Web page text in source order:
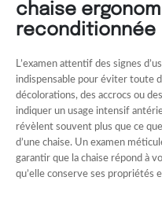
chaise
reconditionnée
L’examen attentif des signes
indispensable pour éviter toute
décolorations, des accrocs ou
indiquer un usage intensif
révèlent souvent plus que ce
d’une chaise. Un examen
garantir que la chaise répond à
qu’elle conserve ses propriétés